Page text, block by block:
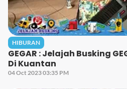
HIBURAN
GEGAR : Jelajah Busking
Di Kuantan
04 Oct 2023 03:35 PM